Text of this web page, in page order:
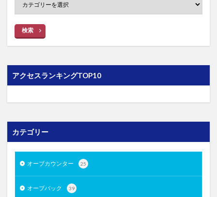
検索
アクセスランキングTOP10
カテゴリー
オーブカウンター 25
オーブバック 39